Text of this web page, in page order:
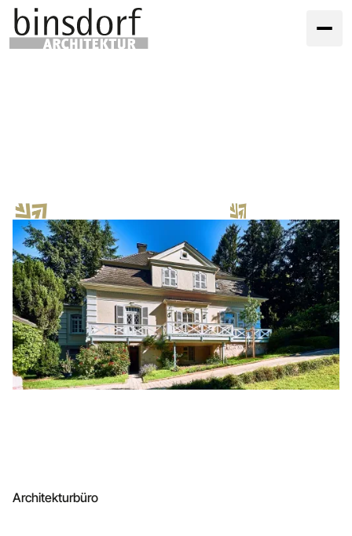
Architekturbüro